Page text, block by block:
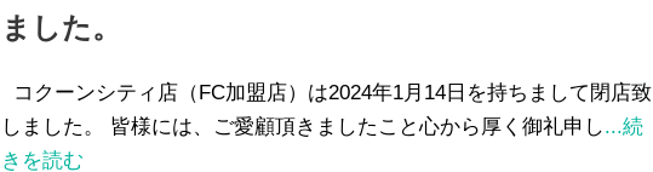
ました。
コクーンシティ店（FC加盟店）は2024年1月14日を持ちまして閉店致
しました。 皆様には、ご愛顧頂きましたこと心から厚く御礼申し...続
きを読む